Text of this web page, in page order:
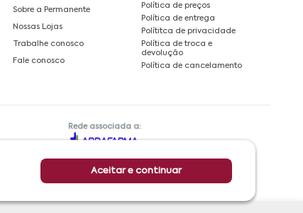
Aceitar e continuar
Sobre a Permanente
Nossas Lojas
Trabalhe conosco
Fale conosco
Política de preços
Política de entrega
Polítitca de privacidade
Política de troca e
devolução
Política de cancelamento
Rede associada a: